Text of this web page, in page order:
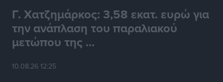
Γ. Χατζημάρκος: 3,58 εκατ. ευρώ για
την ανάπλαση του παραλιακού
μετώπου της ...
10.08.26 12:25